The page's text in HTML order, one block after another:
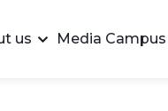
us Media Campus